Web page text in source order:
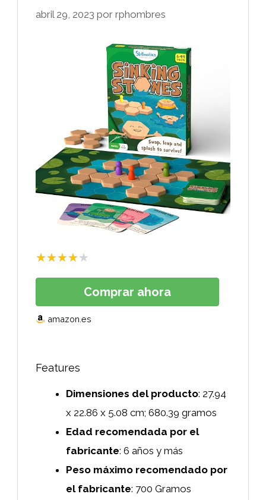
abril 29, 2023 por rphombres
★★★★★
Comprar ahora
amazon.es
Features
Dimensiones del producto: ‎27.94
x 22.86 x 5.08 cm; 680.39 gramos
Edad recomendada por el
fabricante: ‎6 años y más
Peso máximo recomendado por
el fabricante: ‎700 Gramos